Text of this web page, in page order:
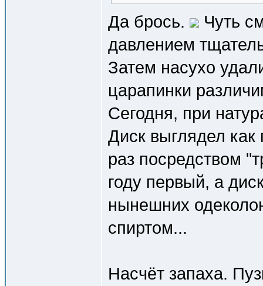
Да брось.
Чуть
давлением
Затем насухо
царапинки
Сегодня, при
Диск выглядел как
раз посредством
году первый, а
нынешних
спиртом...
Насчёт запаха.